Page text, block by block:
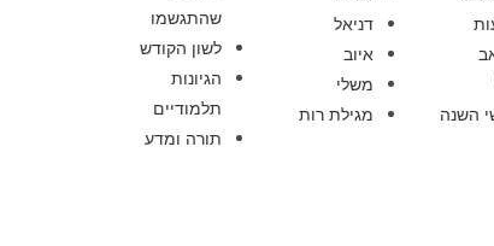
השנה
דניאל
איוב
משלי
מגילת רות
שהתגשמו
לשון הקודש
הגיונות
תלמודיים
תורה ומדע